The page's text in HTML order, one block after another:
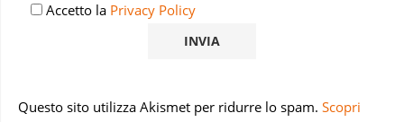
Accetto la Privacy Policy
Questo sito utilizza Akismet per ridurre lo spam. Scopri